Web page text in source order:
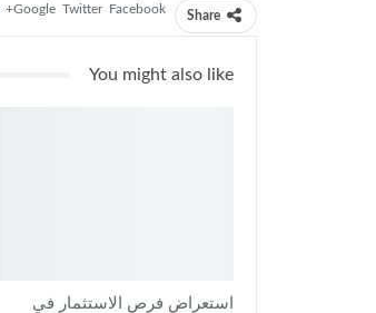
Share
Facebook
Twitter
Google+
You might also like
استعراض فرص الاستثمار في